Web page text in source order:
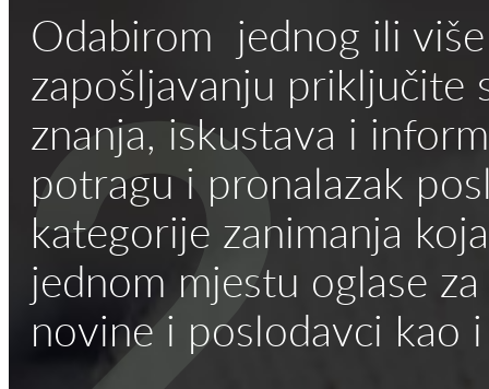
Odabirom jednog ili
zapošljavanju priključite
znanja, iskustava i
potragu i pronalazak
kategorije zanimanja
jednom mjestu oglase
novine i poslodavci kao